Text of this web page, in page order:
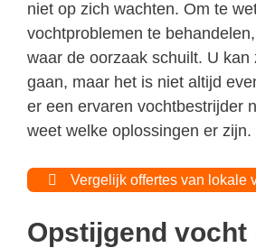
niet op zich wachten. Om te
vochtproblemen te
waar de oorzaak schuilt. U kan
gaan, maar het is niet altijd
er een ervaren vochtbestrijder
weet welke oplossingen er zijn.
Vergelijk offertes van lokale
Opstijgend vocht